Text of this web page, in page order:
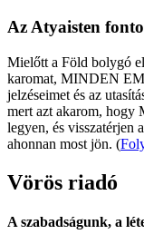
Az Atyaisten
Mielőtt a Föld bolygó
karomat, MINDEN
jelzéseimet és az
mert azt akarom,
legyen, és visszatérjen
ahonnan most jön. (
Vörös riadó
A szabadságunk, a